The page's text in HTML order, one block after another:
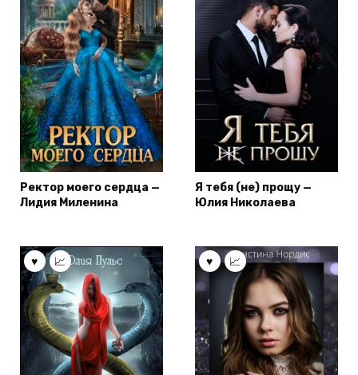
Ректор моего сердца —
Лидия Миленина
Я тебя (не) прощу —
Юлия Николаева